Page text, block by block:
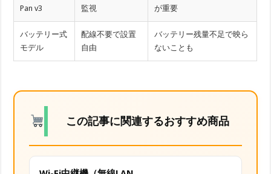
Pan v3
監視
が重要
バッテリー式
モデル
配線不要で設置
自由
バッテリー残量不足で映ら
ないことも
この記事に関連するおすすめ商品